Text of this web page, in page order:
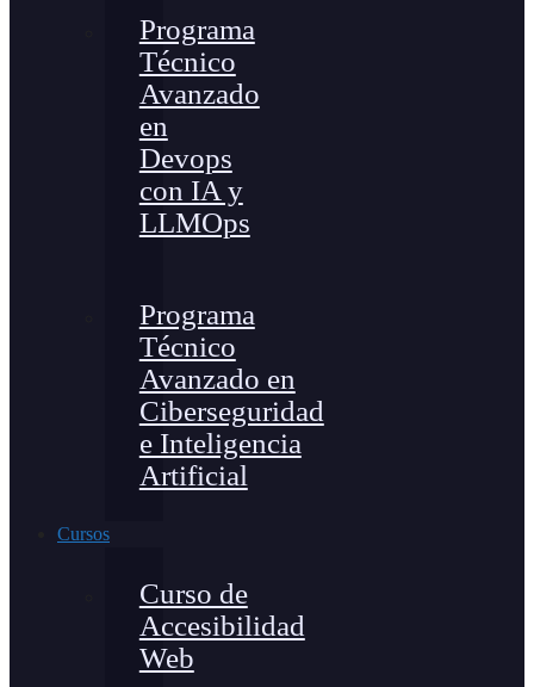
Programa
Técnico
Avanzado
en
Devops
con IA y
LLMOps
Programa
Técnico
Avanzado en
Ciberseguridad
e Inteligencia
Artificial
Cursos
Curso de
Accesibilidad
Web